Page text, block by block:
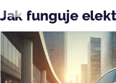
Jak funguje